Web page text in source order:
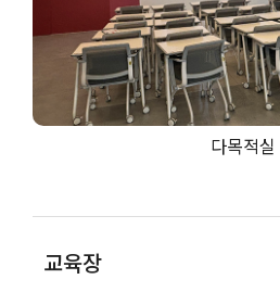
다목적실
교육장